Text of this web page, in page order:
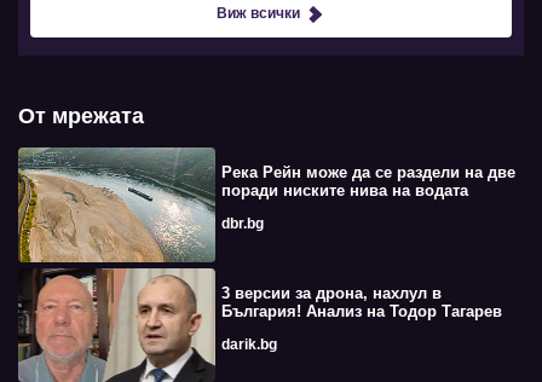
Виж всички
От мрежата
Река Рейн може да се раздели на две
поради ниските нива на водата
dbr.bg
3 версии за дрона, нахлул в
България! Анализ на Тодор Тагарев
darik.bg